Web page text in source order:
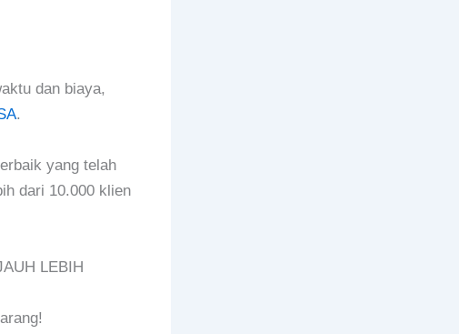
dan biaya,
.
yang telah
dari 10.000 klien
LEBIH